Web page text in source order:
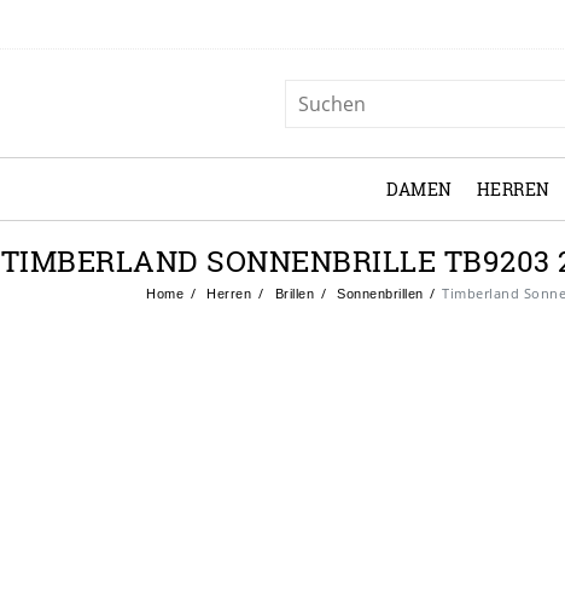
DAMEN HERREN
TIMBERLAND SONNENBRILLE TB9203
Home Herren Brillen Sonnenbrillen Timberland